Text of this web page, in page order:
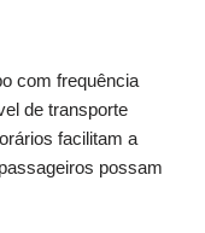
com frequência
de transporte
facilitam a
possam